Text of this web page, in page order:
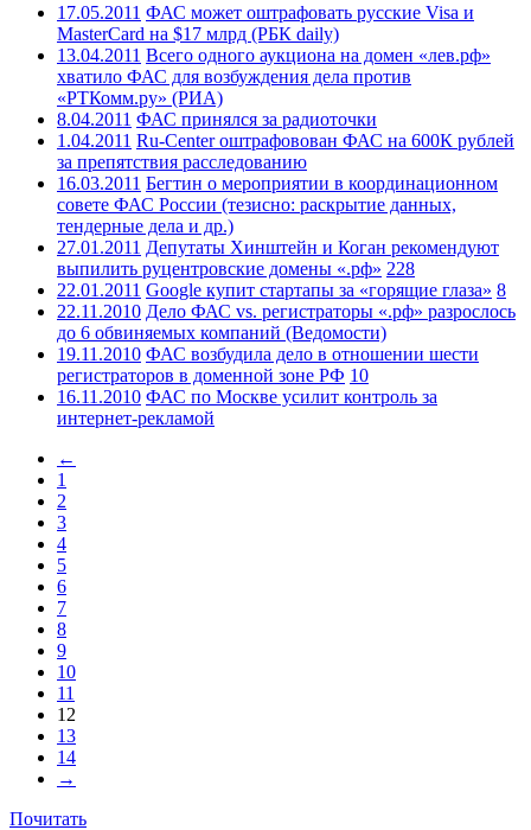
17.05.2011 ФАС может оштрафовать русские Visa и
MasterCard на $17 млрд (РБК daily)
13.04.2011 Всего одного аукциона на домен «лев.рф»
хватило ФАС для возбуждения дела против
«РТКомм.ру» (РИА)
8.04.2011 ФАС принялся за радиоточки
1.04.2011 Ru-Center оштрафовован ФАС на 600К рублей
за препятствия расследованию
16.03.2011 Бегтин о мероприятии в координационном
совете ФАС России (тезисно: раскрытие данных,
тендерные дела и др.)
27.01.2011 Депутаты Хинштейн и Коган рекомендуют
выпилить руцентровские домены «.рф» 228
22.01.2011 Google купит стартапы за «горящие глаза» 8
22.11.2010 Дело ФАС vs. регистраторы «.рф» разрослось
до 6 обвиняемых компаний (Ведомости)
19.11.2010 ФАС возбудила дело в отношении шести
регистраторов в доменной зоне РФ 10
16.11.2010 ФАС по Москве усилит контроль за
интернет-рекламой
←
1
2
3
4
5
6
7
8
9
10
11
12
13
14
→
Почитать